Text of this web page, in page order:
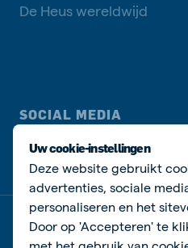
Uw cookie-instellingen
Deze website gebruikt
advertenties, sociale
personaliseren en het
Door op 'Accepteren' te
De Heus wereldwijd
SOCIAL MEDIA
Privacy disclaimer
Algemene voorwaarden